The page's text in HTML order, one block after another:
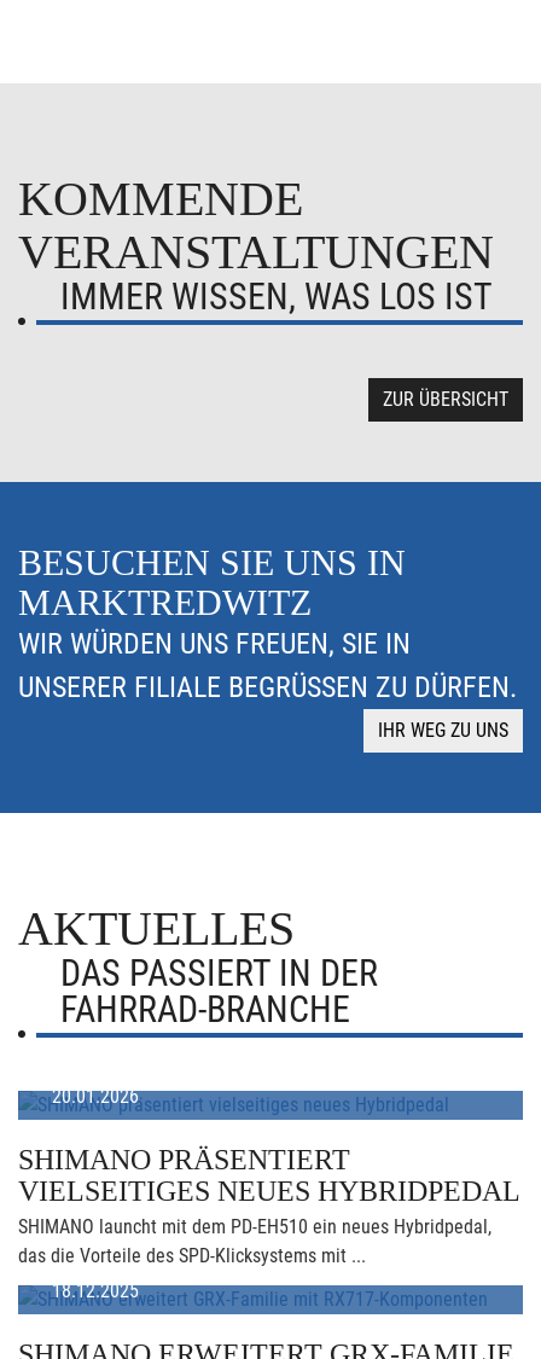
KOMMENDE
VERANSTALTUNGEN
IMMER WISSEN, WAS LOS IST
ZUR ÜBERSICHT
BESUCHEN SIE UNS IN
MARKTREDWITZ
WIR WÜRDEN UNS FREUEN, SIE IN
UNSERER FILIALE BEGRÜSSEN ZU DÜRFEN.
IHR WEG ZU UNS
AKTUELLES
DAS PASSIERT IN DER
FAHRRAD-BRANCHE
20.01.2026
SHIMANO PRÄSENTIERT
VIELSEITIGES NEUES HYBRIDPEDAL
SHIMANO launcht mit dem PD-EH510 ein neues Hybridpedal,
das die Vorteile des SPD-Klicksystems mit ...
18.12.2025